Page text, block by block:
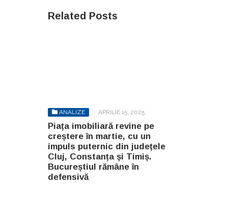
Related Posts
ANALIZE APRILIE 15, 2025
Piața imobiliară revine pe
creștere în martie, cu un
impuls puternic din județele
Cluj, Constanța și Timiș.
Bucureștiul rămâne în
defensivă